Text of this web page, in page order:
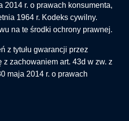
2014 r. o prawach konsumenta,
1964 r. Kodeks cywilny.
na te środki ochrony prawnej.
z tytułu gwarancji przez
z zachowaniem art. 43d w zw. z
maja 2014 r. o prawach